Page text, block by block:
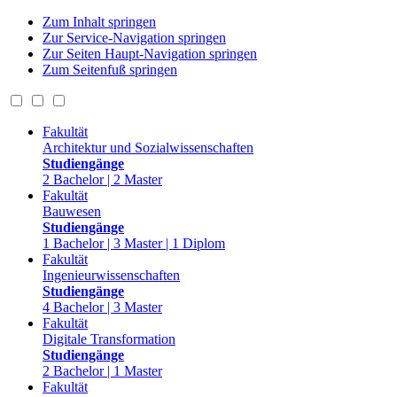
Zum Inhalt springen
Zur Service-Navigation springen
Zur Seiten Haupt-Navigation springen
Zum Seitenfuß springen
Fakultät
Architektur und Sozialwissenschaften
Studiengänge
2 Bachelor | 2 Master
Fakultät
Bauwesen
Studiengänge
1 Bachelor | 3 Master | 1 Diplom
Fakultät
Ingenieurwissenschaften
Studiengänge
4 Bachelor | 3 Master
Fakultät
Digitale Transformation
Studiengänge
2 Bachelor | 1 Master
Fakultät